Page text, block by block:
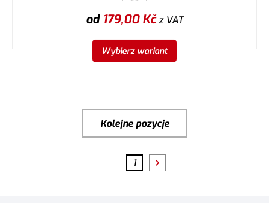
od 179,00Kčz VAT
Wybierz wariant
Kolejne pozycje
1